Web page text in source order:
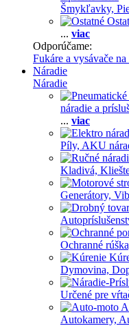
Šmykľavky,
... viac
Odporúčame:
Fukáre a vysávače na
Náradie
Náradie
náradie a
... viac
Píly, AKU
Kladivá,
Generátory,
Ochranné
Dymovina,
Určené pre
Autokamery,